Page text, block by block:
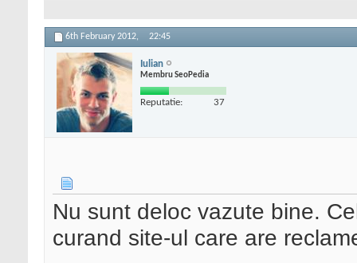
6th February 2012, 22:45
Iulian
Membru SeoPedia
Reputatie: 37
Nu sunt deloc vazute bine.
curand site-ul care are